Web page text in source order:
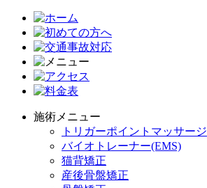
施術メニュー
トリガーポイントマッサージ
バイオトレーナー(EMS)
猫背矯正
産後骨盤矯正